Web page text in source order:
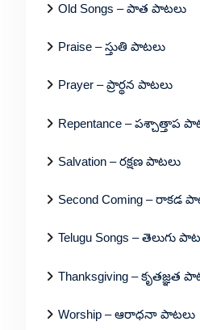
Old Songs – పాత పాటలు
Praise – స్తుతి పాటలు
Prayer – ప్రార్థన పాటలు
Repentance – పశ్చాత్తాప
Salvation – రక్షణ పాటలు
Second Coming – రాకడ
Telugu Songs – తెలుగు
Thanksgiving – కృతజ్ఞత
Worship – ఆరాధనా పాటలు